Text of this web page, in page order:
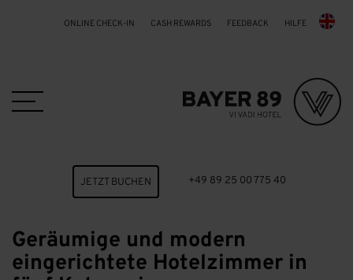
ONLINE CHECK-IN CASH REWARDS FEEDBACK HILFE
JETZT BUCHEN +49 89 25 00 775 40
Geräumige und modern
eingerichtete Hotelzimmer in